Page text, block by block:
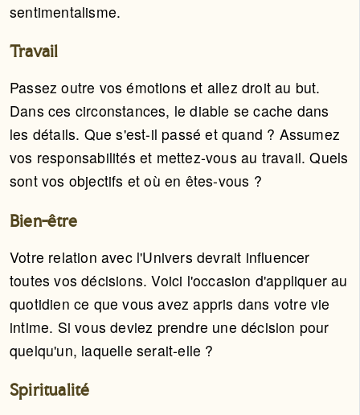
sentimentalisme.
Travail
Passez outre vos émotions et allez droit au but.
Dans ces circonstances, le diable se cache dans
les détails. Que s'est-il passé et quand ? Assumez
vos responsabilités et mettez-vous au travail. Quels
sont vos objectifs et où en êtes-vous ?
Bien-être
Votre relation avec l'Univers devrait influencer
toutes vos décisions. Voici l'occasion d'appliquer au
quotidien ce que vous avez appris dans votre vie
intime. Si vous deviez prendre une décision pour
quelqu'un, laquelle serait-elle ?
Spiritualité